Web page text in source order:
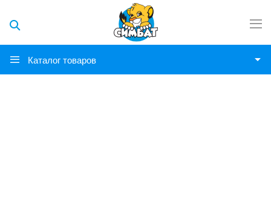
Каталог товаров